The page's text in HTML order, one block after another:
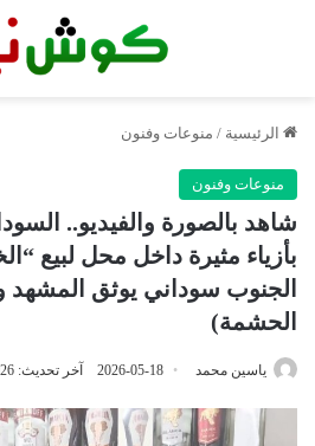
الرئيسية / منوعات وفنون
منوعات وفنون
شاهد بالصورة والفيديو..
بأزياء مثيرة داخل محل لبيع
الجنوب سوداني يوثق المشهد
الحشمة)
ياسين محمد 2026-05-18 آخر تحديث: 2026-05-18